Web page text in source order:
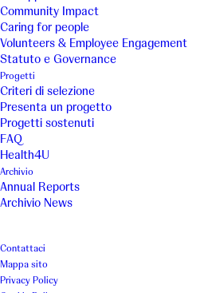
Community Impact
Caring for people
Volunteers & Employee Engagement
Statuto e Governance
Progetti
Criteri di selezione
Presenta un progetto
Progetti sostenuti
FAQ
Health4U
Archivio
Annual Reports
Archivio News
Contattaci
Mappa sito
Privacy Policy
Verdi,
riconciliazione
tra madri
A Roma insieme –
spazi di